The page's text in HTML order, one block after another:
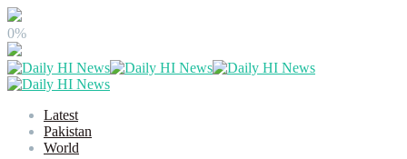
0%
Latest
Pakistan
World